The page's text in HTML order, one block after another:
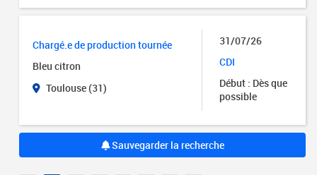
Chargé.e de production tournée
Bleu citron
Toulouse (31)
31/07/26
CDI
Début : Dès que
possible
Sauvegarder la recherche